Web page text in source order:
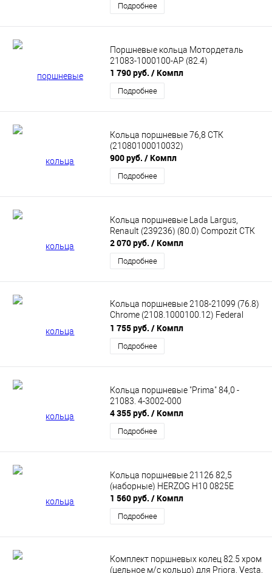
Подробнее
Поршневые кольца Мотордеталь
21083-1000100-АР (82.4)
1 790 руб. / Компл
Подробнее
Кольца поршневые 76,8 СТК
(21080100010032)
900 руб. / Компл
Подробнее
Кольца поршневые Lada Largus,
Renault (239236) (80.0) Compozit СТК
2 070 руб. / Компл
Подробнее
Кольца поршневые 2108-21099 (76.8)
Сhrome (2108.1000100.12) Federal
Reserve
1 755 руб. / Компл
Подробнее
Кольца поршневые "Prima" 84,0 -
21083. 4-3002-000
4 355 руб. / Компл
Подробнее
Кольца поршневые 21126 82,5
(наборные) HERZOG H10 0825E
1 560 руб. / Компл
Подробнее
Комплект поршневых колец 82.5 хром
(цельное м/с кольцо) для Priora, Vesta,